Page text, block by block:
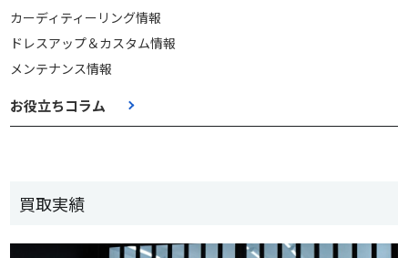
カーディティーリング情報
ドレスアップ＆カスタム情報
メンテナンス情報
お役立ちコラム
買取実績